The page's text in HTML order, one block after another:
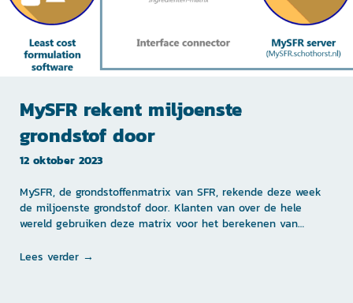
MySFR rekent miljoenste
grondstof door
12 oktober 2023
MySFR, de grondstoffenmatrix van SFR, rekende deze week
de miljoenste grondstof door. Klanten van over de hele
wereld gebruiken deze matrix voor het berekenen van…
Lees verder →